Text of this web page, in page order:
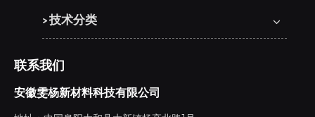
> 技术分类
联系我们
安徽雯杨新材料科技有限公司